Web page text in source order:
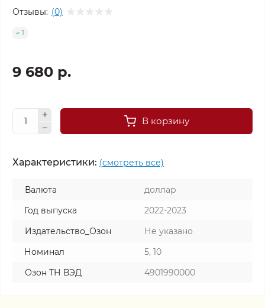
Отзывы: (0)
1
9 680 р.
В корзину
Характеристики: (смотреть все)
Валюта
доллар
Год выпуска
2022-2023
Издательство_Озон
Не указано
Номинал
5, 10
Озон ТН ВЭД
4901990000